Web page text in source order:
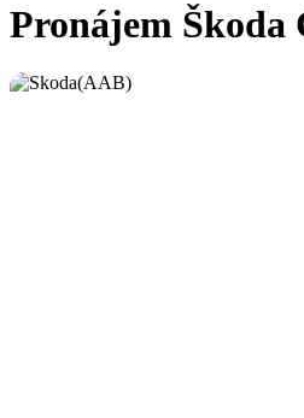
Pronájem Škoda